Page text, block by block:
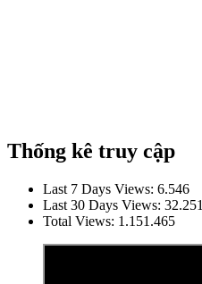
Thống kê truy cập
Last 7 Days Views: 6.546
Last 30 Days Views: 32.251
Total Views: 1.151.465